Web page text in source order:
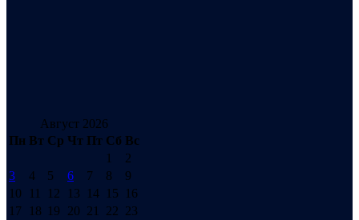
Август 2026
Пн Вт Ср Чт Пт Сб Вс
1
2
3
4 5 6 7 8
9
10
11 12 13 14 15
16
17
18 19 20 21 22 23